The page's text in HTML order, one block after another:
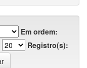
Em ordem:
Registro(s):